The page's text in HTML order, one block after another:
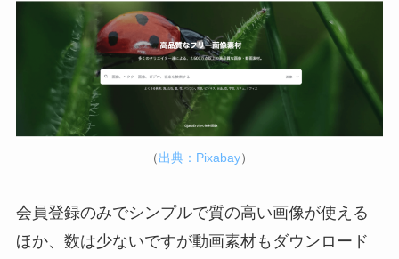
（出典：Pixabay）
会員登録のみでシンプルで質の高い画像が使える
ほか、数は少ないですが動画素材もダウンロード